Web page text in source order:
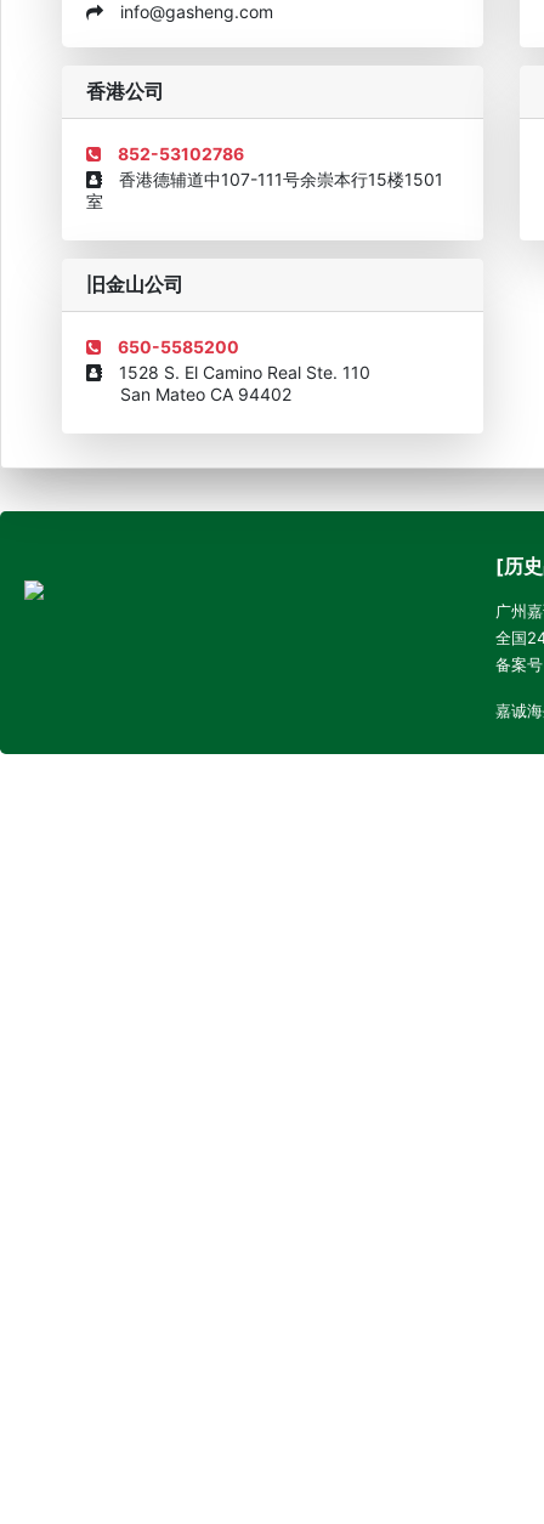
企业诚信AAAAA奖牌2015 欧美澳最具价值品牌移民机构
info@gasheng.com
香港公司
852-53102786
香港德辅道中107-111号余崇本行15楼1501
室
旧金山公司
650-5585200
1528 S. El Camino Real Ste. 110
San Mateo CA 94402
[历
广州
全国
备案
嘉诚